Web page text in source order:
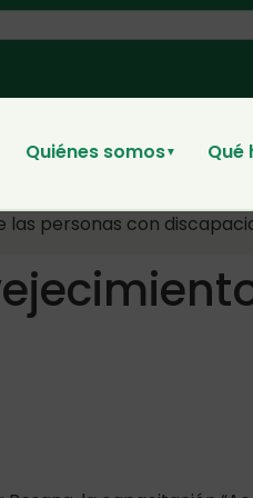
Quiénes somos▼ Qué
personas con